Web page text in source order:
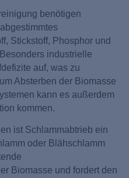
benötigen
Stickstoff, Phosphor und
industrielle
auf, was zu
Absterben der Biomasse
kann es außerdem
kommen.
ist Schlammabtrieb ein
oder Blähschlamm
Biomasse und fordert den